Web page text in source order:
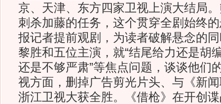
京、天津、东方四家卫视上演大结局
刺杀加藤的任务，这个贯穿全剧始终
报记者提前观剧，为读者破解悬念的
黎胜和五位主演，就“结尾给力还是胡
还是不够严肃”等焦点问题，谈谈他们
视方面，删掉广告剪光片头、与《新
浙江卫视大获全胜。《借枪》在开创